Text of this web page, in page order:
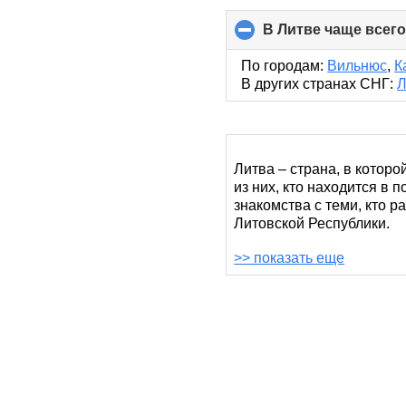
В Литве чаще
По городам: Вильнюс,
В других странах СНГ:
Литва – страна, в
из них, кто находится в
знакомства с теми, кто
Литовской Республики.
Это сайт знакомств,
Вильнюсского уезда,
>> показать еще